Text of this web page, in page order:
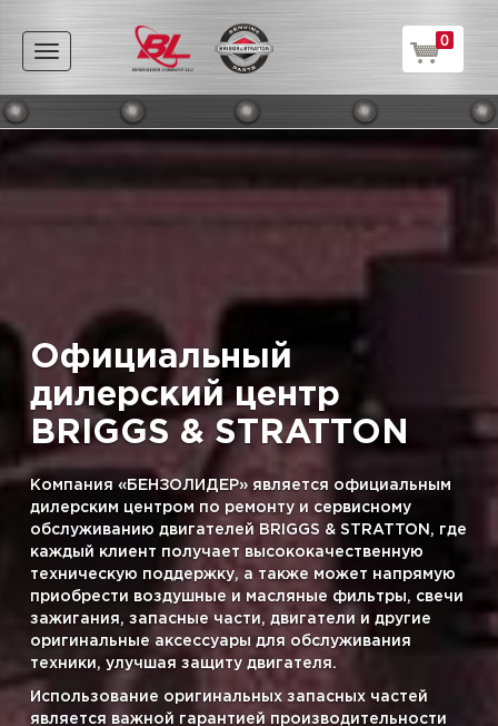
Toggle
navigation
0
Официальный
дилерский центр
BRIGGS & STRATTON
Компания «БЕНЗОЛИДЕР» является официальным
дилерским центром по ремонту и сервисному
обслуживанию двигателей BRIGGS & STRATTON, где
каждый клиент получает высококачественную
техническую поддержку, а также может напрямую
приобрести воздушные и масляные фильтры, свечи
зажигания, запасные части, двигатели и другие
оригинальные аксессуары для обслуживания
техники, улучшая защиту двигателя.
Использование оригинальных запасных частей
является важной гарантией производительности